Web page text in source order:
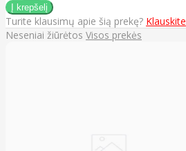
Turite klausimų apie šią prekę? Klauskite
Neseniai žiūrėtos Visos prekės